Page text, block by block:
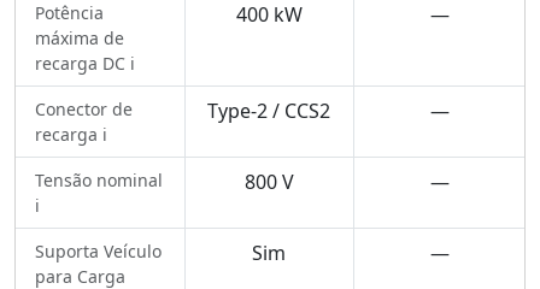
Potência
máxima de
recarga DC ℹ️
400 kW —
Conector de
recarga ℹ️
Type-2 / CCS2 —
Tensão nominal
ℹ️
800 V —
Suporta Veículo
para Carga
Sim —